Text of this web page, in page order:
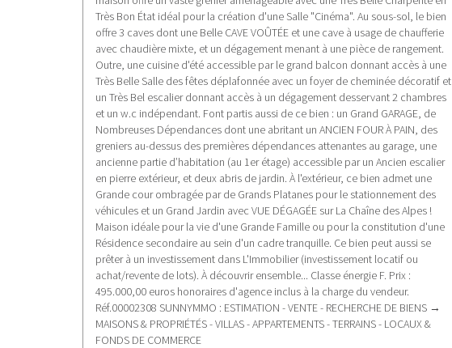
Très Bon État idéal pour la création d'une Salle "Cinéma". Au sous-sol, le bien
offre 3 caves dont une Belle CAVE VOÛTÉE et une cave à usage de chaufferie
avec chaudière mixte, et un dégagement menant à une pièce de rangement.
Outre, une cuisine d'été accessible par le grand balcon donnant accès à une
Très Belle Salle des fêtes déplafonnée avec un foyer de cheminée décoratif et
un Très Bel escalier donnant accès à un dégagement desservant 2 chambres
et un w.c indépendant. Font partis aussi de ce bien : un Grand GARAGE, de
Nombreuses Dépendances dont une abritant un ANCIEN FOUR À PAIN, des
greniers au-dessus des premières dépendances attenantes au garage, une
ancienne partie d’habitation (au 1er étage) accessible par un Ancien escalier
en pierre extérieur, et deux abris de jardin. À l'extérieur, ce bien admet une
Grande cour ombragée par de Grands Platanes pour le stationnement des
véhicules et un Grand Jardin avec VUE DÉGAGÉE sur La Chaîne des Alpes !
Maison idéale pour la vie d'une Grande Famille ou pour la constitution d'une
Résidence secondaire au sein d'un cadre tranquille. Ce bien peut aussi se
prêter à un investissement dans L'Immobilier (investissement locatif ou
achat/revente de lots). À découvrir ensemble... Classe énergie F. Prix :
495.000,00 euros honoraires d'agence inclus à la charge du vendeur.
Réf.00002308 SUNNYMMO : ESTIMATION - VENTE - RECHERCHE DE BIENS →
MAISONS & PROPRIÉTÉS - VILLAS - APPARTEMENTS - TERRAINS - LOCAUX &
FONDS DE COMMERCE